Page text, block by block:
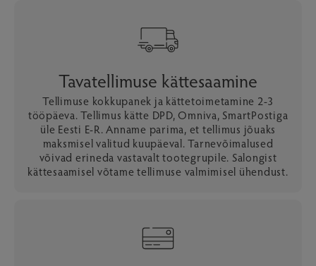
Tavatellimuse kättesaamine
Tellimuse kokkupanek ja kättetoimetamine 2-3
tööpäeva. Tellimus kätte DPD, Omniva, SmartPostiga
üle Eesti E-R. Anname parima, et tellimus jõuaks
maksmisel valitud kuupäeval. Tarnevõimalused
võivad erineda vastavalt tootegrupile. Salongist
kättesaamisel võtame tellimuse valmimisel ühendust.